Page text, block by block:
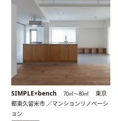
SIMPLE×bench 70㎡〜80㎡
東京
都東久留米市 ／マンションリノベーシ
ョン